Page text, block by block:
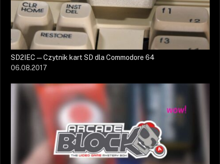
SD2IEC — Czytnik kart SD dla Commodore 64
06.08.2017